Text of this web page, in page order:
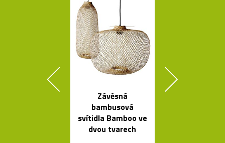
Závěsná
bambusová
svítidla Bamboo ve
dvou tvarech